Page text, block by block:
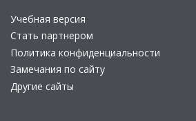
Учебная версия
Стать партнером
Политика конфиденциальности
Замечания по сайту
Другие сайты